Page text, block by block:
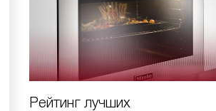
Рейтинг лучших